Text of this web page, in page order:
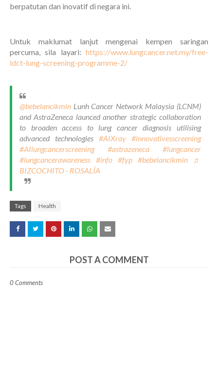
berpatutan dan inovatif di negara ini.
Untuk maklumat lanjut mengenai kempen saringan
percuma, sila layari: https://www.lungcancer.net.my/free-
ldct-lung-screening-programme-2/
@bebelancikmin Lunh Cancer Network Malaysia (LCNM)
and AstraZeneca launced another strategic collaboration
to broaden access to lung cancer diagnosis utilising
advanced technologies #AIXray #innovativesscreening
#AIlungcancerscreening
#astrazeneca
#lungcancer
#lungcancerawareness #info #fyp #bebelancikmin
♬
BIZCOCHITO - ROSALÍA
Tags Health
POST A COMMENT
0 Comments